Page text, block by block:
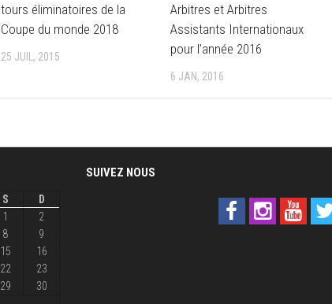
tours éliminatoires de la
Coupe du monde 2018
25 JUIL, 2015
Arbitres et Arbitres
Assistants Internationaux
pour l’année 2016
6 JAN, 2016
S
D
1
2
8
9
15
16
22
23
29
30
SUIVEZ NOUS